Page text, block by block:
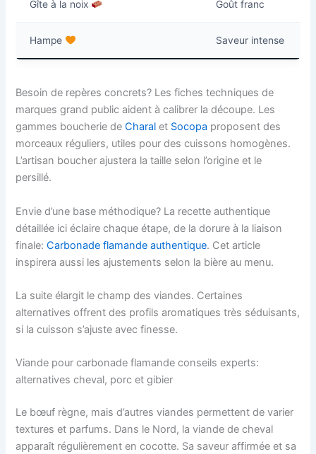
Gîte à la noix Goût franc
Hampe Saveur intense
Besoin de repères concrets? Les fiches techniques de
marques grand public aident à calibrer la découpe. Les
gammes boucherie deCharal et Socopa proposent des
morceaux réguliers, utiles pour des cuissons homogènes.
L’artisan boucher ajustera la taille selon l’origine et le
persillé.
Envie d’une base méthodique? La recette authentique
détaillée ici éclaire chaque étape, de la dorure à la liaison
finale:Carbonade flamande authentique. Cet article
inspirera aussi les ajustements selon la bière au menu.
La suite élargit le champ des viandes. Certaines
alternatives offrent des profils aromatiques très séduisants,
si la cuisson s’ajuste avec finesse.
Viande pour carbonade flamande conseils experts:
alternatives cheval, porc et gibier
Le bœuf règne, mais d’autres viandes permettent de varier
textures et parfums. Dans le Nord, la viande de cheval
apparaît régulièrement en cocotte. Sa saveur affirmée et sa